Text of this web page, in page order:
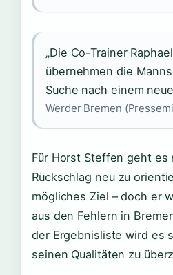
„Die Co-Trainer
übernehmen die
Suche nach einem
Werder Bremen
Für Horst Steffen geht es
Rückschlag neu zu
mögliches Ziel – doch er
aus den Fehlern in
der Ergebnisliste wird es
seinen Qualitäten zu